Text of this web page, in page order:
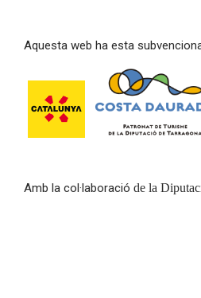
Aquesta web ha esta
Amb la col·laboració de la